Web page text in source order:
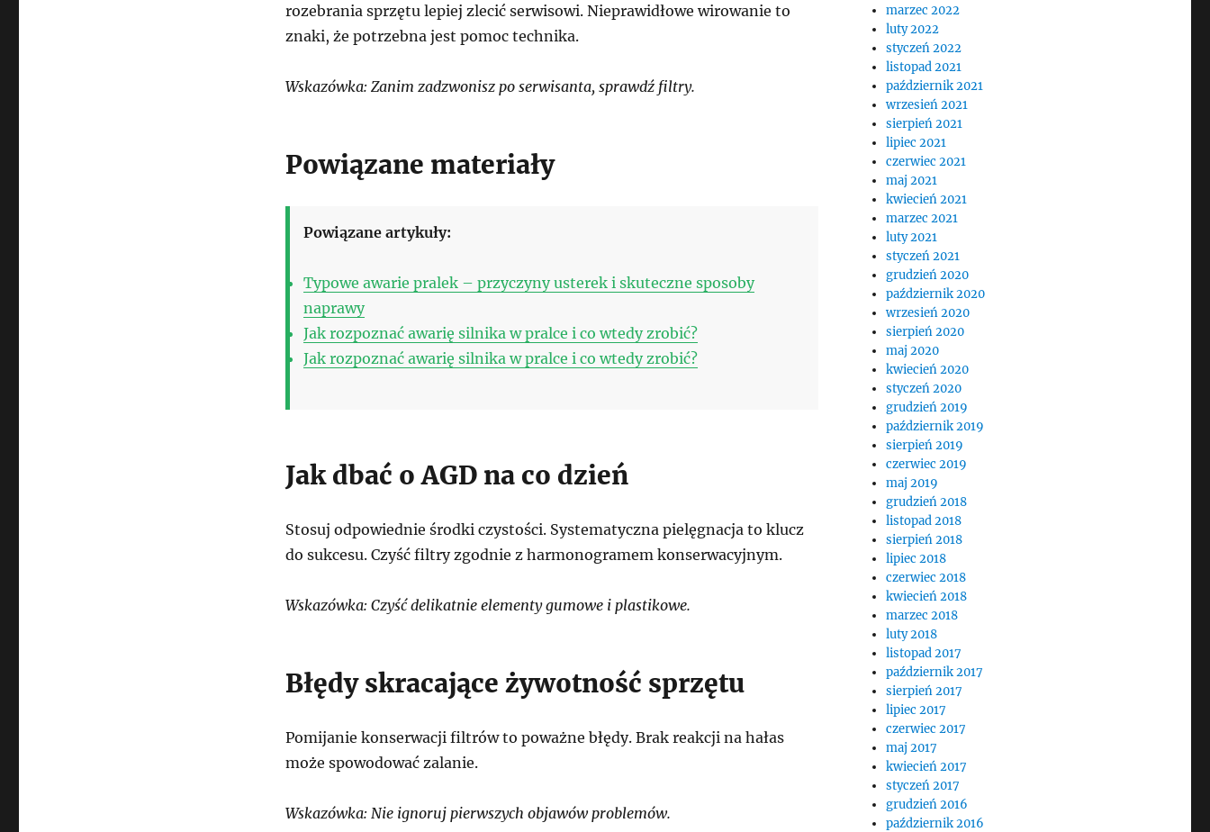
rozebrania sprzętu lepiej zlecić serwisowi. Nieprawidłowe wirowanie to
znaki, że potrzebna jest pomoc technika.
Wskazówka: Zanim zadzwonisz po serwisanta, sprawdź filtry.
Powiązane materiały
Powiązane artykuły:
Typowe awarie pralek – przyczyny usterek i skuteczne sposoby
naprawy
Jak rozpoznać awarię silnika w pralce i co wtedy zrobić?
Jak rozpoznać awarię silnika w pralce i co wtedy zrobić?
Jak dbać o AGD na co dzień
Stosuj odpowiednie środki czystości. Systematyczna pielęgnacja to klucz
do sukcesu. Czyść filtry zgodnie z harmonogramem konserwacyjnym.
Wskazówka: Czyść delikatnie elementy gumowe i plastikowe.
Błędy skracające żywotność sprzętu
Pomijanie konserwacji filtrów to poważne błędy. Brak reakcji na hałas
może spowodować zalanie.
Wskazówka: Nie ignoruj pierwszych objawów problemów.
marzec 2022
luty 2022
styczeń 2022
listopad 2021
październik 2021
wrzesień 2021
sierpień 2021
lipiec 2021
czerwiec 2021
maj 2021
kwiecień 2021
marzec 2021
luty 2021
styczeń 2021
grudzień 2020
październik 2020
wrzesień 2020
sierpień 2020
maj 2020
kwiecień 2020
styczeń 2020
grudzień 2019
październik 2019
sierpień 2019
czerwiec 2019
maj 2019
grudzień 2018
listopad 2018
sierpień 2018
lipiec 2018
czerwiec 2018
kwiecień 2018
marzec 2018
luty 2018
listopad 2017
październik 2017
sierpień 2017
lipiec 2017
czerwiec 2017
maj 2017
kwiecień 2017
styczeń 2017
grudzień 2016
październik 2016